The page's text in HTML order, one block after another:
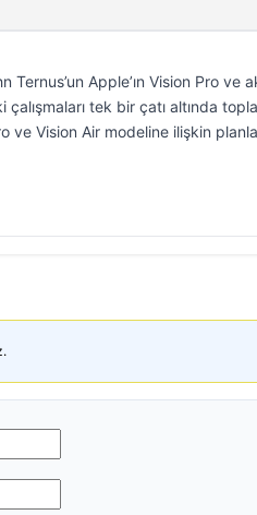
Ternus’un Apple’ın Vision Pro
tek bir çatı altında
ve Vision Air modeline ilişkin